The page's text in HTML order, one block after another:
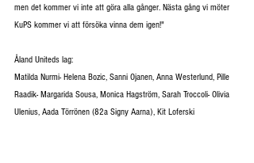
men det kommer vi inte att göra alla gånger. Nästa gång vi möter
KuPS kommer vi att försöka vinna dem igen!"
Åland Uniteds lag:
Matilda Nurmi- Helena Bozic, Sanni Ojanen, Anna Westerlund, Pille
Raadik- Margarida Sousa, Monica Hagström, Sarah Troccoli- Olivia
Ulenius, Aada Törrönen (82a Signy Aarna), Kit Loferski